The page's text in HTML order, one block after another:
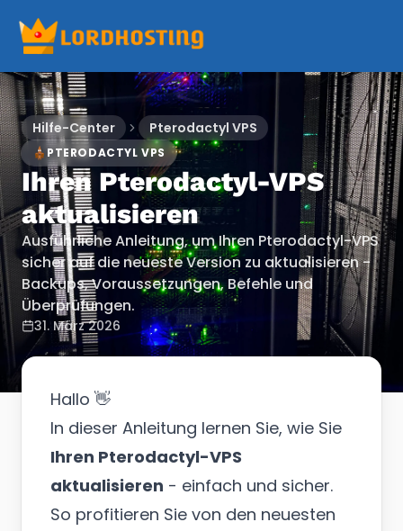
Hilfe-Center Pterodactyl VPS
PTERODACTYL VPS
Ihren Pterodactyl-VPS
aktualisieren
Ausführliche Anleitung, um Ihren Pterodactyl-VPS
sicher auf die neueste Version zu aktualisieren -
Backups, Voraussetzungen, Befehle und
Überprüfungen.
31. März 2026
Hallo 👋
In dieser Anleitung lernen Sie, wie Sie
Ihren Pterodactyl-VPS
aktualisieren - einfach und sicher.
So profitieren Sie von den neuesten